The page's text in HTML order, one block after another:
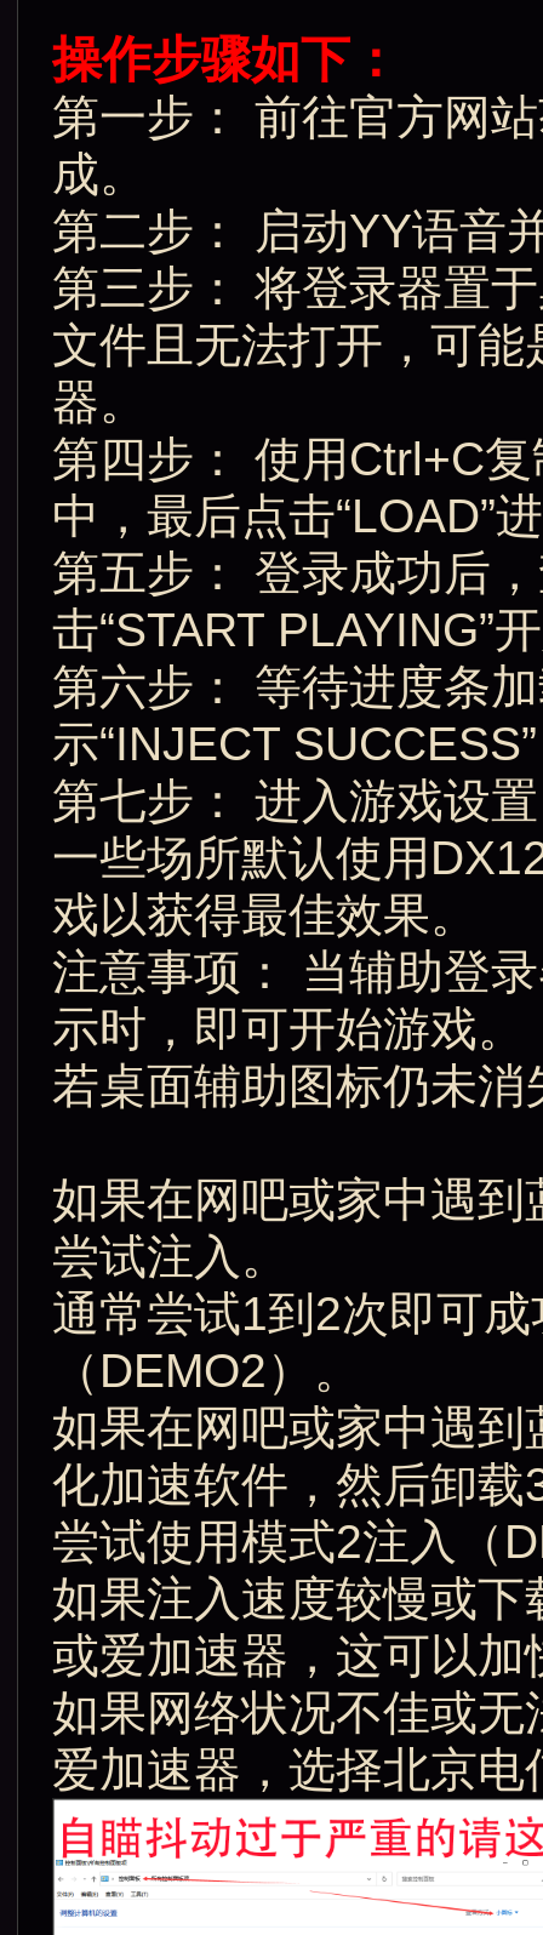
操作步骤如下：
第一步： 前往官方网
成。
第二步： 启动YY语音
第三步： 将登录器置
文件且无法打开，可
器。
第四步： 使用Ctrl+C
中，最后点击“LOAD”
第五步： 登录成功后
击“START PLAYING”
第六步： 等待进度条
示“INJECT
第七步： 进入游戏设置
一些场所默认使用
戏以获得最佳效果。
注意事项： 当辅助登
示时，即可开始游戏。
若桌面辅助图标仍未
如果在网吧或家中遇
尝试注入。
通常尝试1到2次即可
（DEMO2）。
如果在网吧或家中遇
化加速软件，然后卸
尝试使用模式2注入（
如果注入速度较慢或
或爱加速器，这可以
如果网络状况不佳或
爱加速器，选择北京